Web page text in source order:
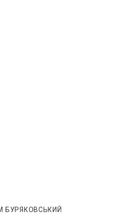
БУРЯКОВСЬКИЙ